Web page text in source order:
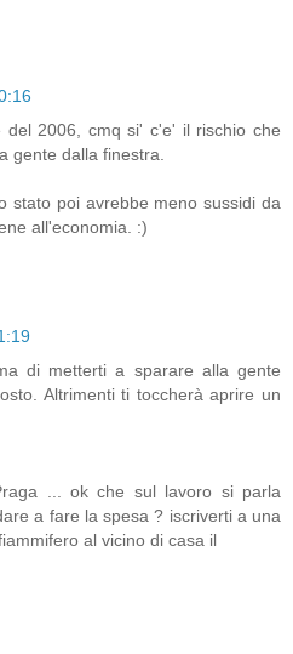
del 2006, cmq si' c'e' il rischio che
gente dalla finestra.
stato poi avrebbe meno sussidi da
all'economia. :)
di metterti a sparare alla gente
Altrimenti ti toccherà aprire un
... ok che sul lavoro si parla
a fare la spesa ? iscriverti a una
al vicino di casa il